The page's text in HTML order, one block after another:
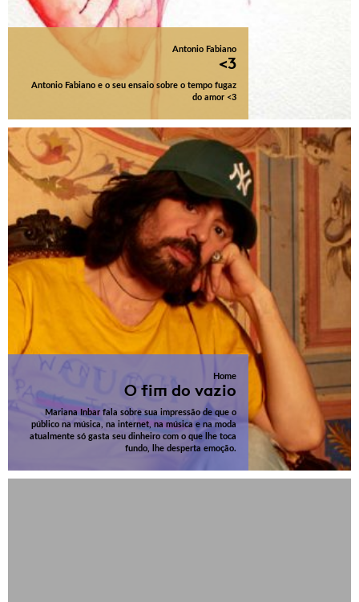
Antonio Fabiano
<3
Antonio Fabiano e o seu ensaio sobre o tempo fugaz
do amor <3
Home
O fim do vazio
Mariana Inbar fala sobre sua impressão de que o
público na música, na internet, na música e na moda
atualmente só gasta seu dinheiro com o que lhe toca
fundo, lhe desperta emoção.